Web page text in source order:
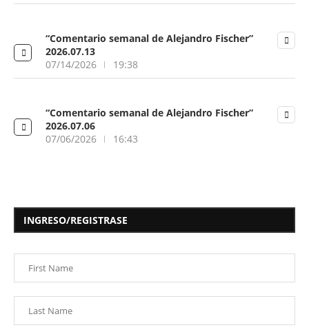
“Comentario semanal de Alejandro Fischer”
2026.07.13
07/14/2026
19:38
“Comentario semanal de Alejandro Fischer”
2026.07.06
07/06/2026
16:43
INGRESO/REGISTRASE